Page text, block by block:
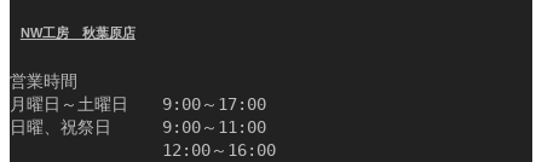
NW工房 秋葉原店
営業時間
月曜日～土曜日　　9:00～17:00
日曜、祝祭日　　　9:00～11:00
12:00～16:00